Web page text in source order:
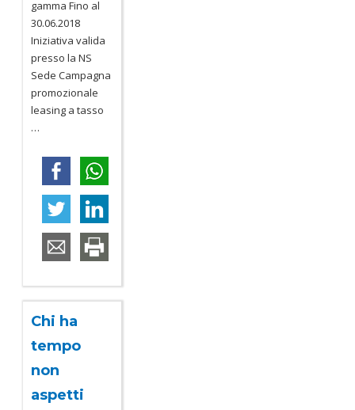
gamma Fino al
30.06.2018
Iniziativa valida
presso la NS
Sede Campagna
promozionale
leasing a tasso
…
Chi ha
tempo
non
aspetti